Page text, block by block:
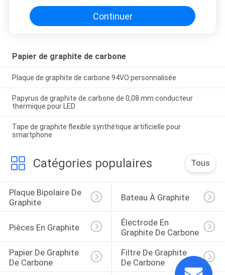
Continuer
Papier de graphite de carbone
Plaque de graphite de carbone 94VO personnalisée
Papyrus de graphite de carbone de 0,08 mm conducteur
thermique pour LED
Tape de graphite flexible synthétique artificielle pour
smartphone
Catégories populaires Tous
Plaque Bipolaire De
Graphite
Bateau À Graphite
Pièces En Graphite
Électrode En
Graphite De Carbone
Papier De Graphite
De Carbone
Filtre De Graphite
De Carbone